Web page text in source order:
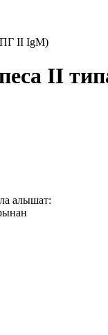
II IgM)
II
алышат: